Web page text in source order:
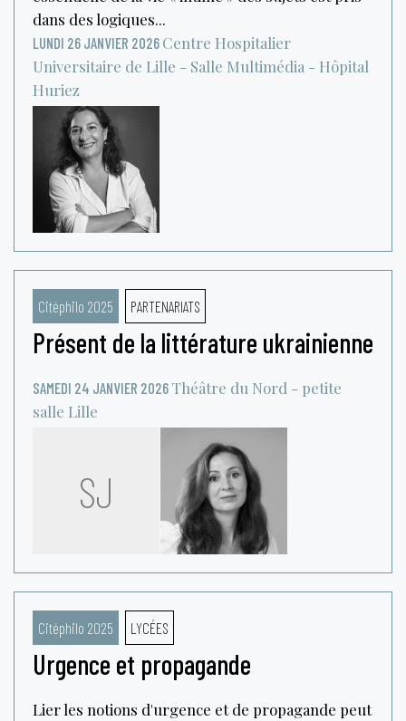
dans des logiques...
LUNDI 26 JANVIER 2026 Centre Hospitalier
Universitaire de Lille - Salle Multimédia - Hôpital
Huriez
Citéphilo 2025 PARTENARIATS
Présent de la littérature ukrainienne
SAMEDI 24 JANVIER 2026 Théâtre du Nord - petite
salle Lille
SJ
Citéphilo 2025 LYCÉES
Urgence et propagande
Lier les notions d'urgence et de propagande peut